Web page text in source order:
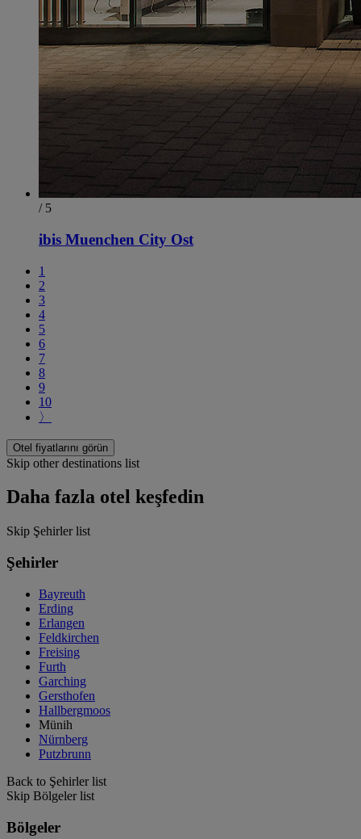
/ 5
ibis Muenchen City Ost
1
2
3
4
5
6
7
8
9
10
〉
Otel fiyatlarını görün
Skip other destinations list
Daha fazla otel keşfedin
Skip Şehirler list
Şehirler
Bayreuth
Erding
Erlangen
Feldkirchen
Freising
Furth
Garching
Gersthofen
Hallbergmoos
Münih
Nürnberg
Putzbrunn
Back to Şehirler list
Skip Bölgeler list
Bölgeler